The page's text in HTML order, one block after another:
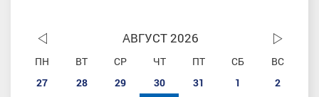
АВГУСТ 2026
ПН ВТ СР ЧТ ПТ СБ
ВС
27
28 29 30 31 1
2